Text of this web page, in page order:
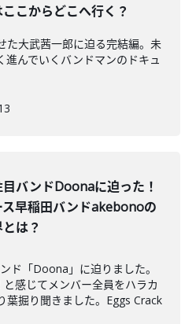
こからどこへ行く？
た大武茜一郎に迫る完結編。未
進んでいくバンドマンのドキュ
バンドDoonaに迫った！
ス早稲田バンドakebonoの
は？
ド「Doona」に迫りました。
感じてメンバー全員をハラカ
葉掘り聞きました。Eggs Crack